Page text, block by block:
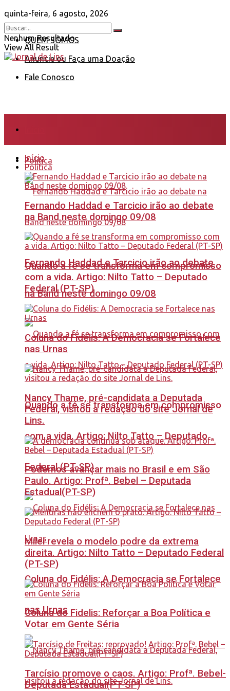
quinta-feira, 6 agosto, 2026
QUEM SOMOS
Anuncie ou Faça uma Doação
Fale Conosco
Nenhum Resultado
View All Result
Política
Fernando Haddad e Tarcicio irão ao debate
na Band neste domingo 09/08
Quando a fé se transforma em compromisso
com a vida. Artigo: Nilto Tatto – Deputado
Federal (PT-SP)
Coluna do Fidélis: A Democracia se Fortalece
nas Urnas
Início
Política
Fernando Haddad e Tarcicio irão ao debate
na Band neste domingo 09/08
Quando a fé se transforma em compromisso
com a vida. Artigo: Nilto Tatto – Deputado
Federal (PT-SP)
Coluna do Fidélis: A Democracia se Fortalece
nas Urnas
Nancy Thame, pré-candidata a Deputada
Federal, visitou a redação do site Jornal de
Lins.
Podemos avançar mais no Brasil e em São
Paulo. Artigo: Profª. Bebel – Deputada
Estadual(PT-SP)
Milei revela o modelo podre da extrema
direita. Artigo: Nilto Tatto – Deputado Federal
(PT-SP)
Coluna do Fidelis: Reforçar a Boa Política e
Votar em Gente Séria
Tarcísio promove o caos. Artigo: Profª. Bebel-
Deputada Estadual(PT-SP)